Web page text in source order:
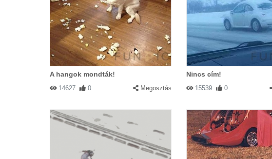
A hangok mondták!
14627 0 Megosztás
Nincs cím!
15539 0